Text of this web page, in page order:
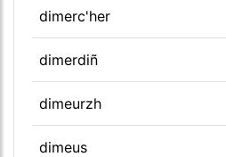
dimerc'her
dimerdiñ
dimeurzh
dimeus